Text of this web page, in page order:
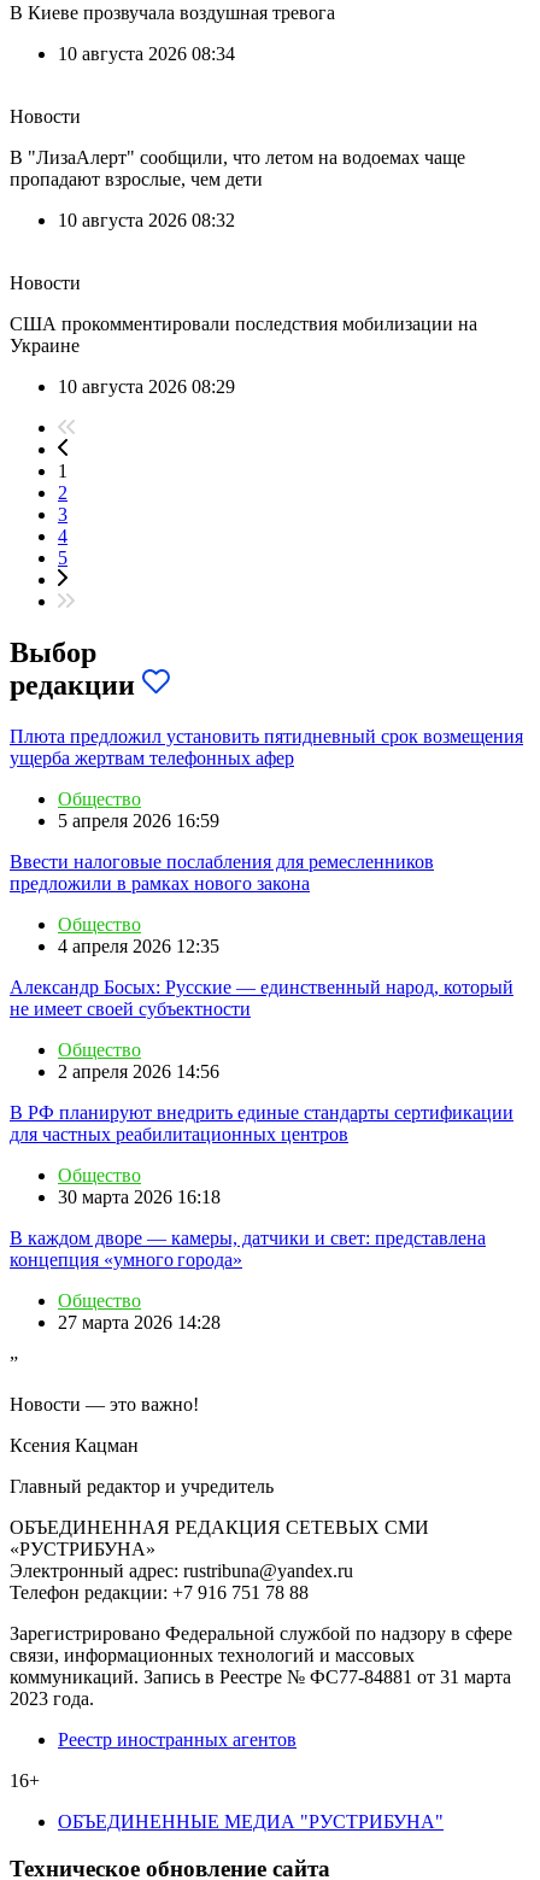
В Киеве прозвучала воздушная тревога
10 августа 2026 08:34
Новости
В "ЛизаАлерт" сообщили, что летом на водоемах чаще
пропадают взрослые, чем дети
10 августа 2026 08:32
Новости
США прокомментировали последствия мобилизации на
Украине
10 августа 2026 08:29
1
2
3
4
5
Выбор
редакции
Плюта предложил установить пятидневный срок возмещения
ущерба жертвам телефонных афер
Общество
5 апреля 2026 16:59
Ввести налоговые послабления для ремесленников
предложили в рамках нового закона
Общество
4 апреля 2026 12:35
Александр Босых: Русские — единственный народ, который
не имеет своей субъектности
Общество
2 апреля 2026 14:56
В РФ планируют внедрить единые стандарты сертификации
для частных реабилитационных центров
Общество
30 марта 2026 16:18
В каждом дворе — камеры, датчики и свет: представлена
концепция «умного города»
Общество
27 марта 2026 14:28
”
Новости — это важно!
Ксения Кацман
Главный редактор и учредитель
ОБЪЕДИНЕННАЯ РЕДАКЦИЯ СЕТЕВЫХ СМИ
«РУСТРИБУНА»
Электронный адрес: rustribuna@yandex.ru
Телефон редакции: +7 916 751 78 88
Зарегистрировано Федеральной службой по надзору в сфере
связи, информационных технологий и массовых
коммуникаций. Запись в Реестре № ФС77-84881 от 31 марта
2023 года.
Реестр иностранных агентов
16+
ОБЪЕДИНЕННЫЕ МЕДИА "РУСТРИБУНА"
Техническое обновление сайта